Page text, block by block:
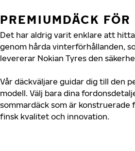
PREMIUMDÄCK
Det har aldrig varit enklare att
genom hårda vinterförhållanden,
levererar Nokian Tyres den
Vår däckväljare guidar dig till den
modell. Välj bara dina
sommardäck som är
finsk kvalitet och innovation.